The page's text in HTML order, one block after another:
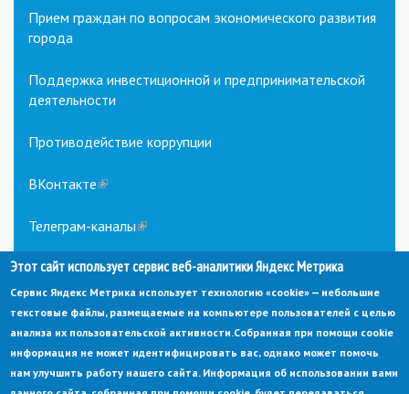
Прием граждан по вопросам экономического развития
города
Поддержка инвестиционной и предпринимательской
деятельности
Противодействие коррупции
ВКонтакте(link
external)
Телеграм-каналы(link
external)
Этот сайт использует сервис веб-аналитики Яндекс Метрика
Сервис Яндекс Метрика использует технологию «cookie» — небольшие
текстовые файлы, размещаемые на компьютере пользователей с целью
анализа их пользовательской активности.Собранная при помощи cookie
информация не может идентифицировать вас, однако может помочь
нам улучшить работу нашего сайта. Информация об использовании вами